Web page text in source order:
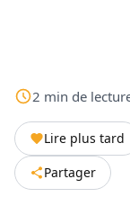
2 min de
Lire plus tard
Partager